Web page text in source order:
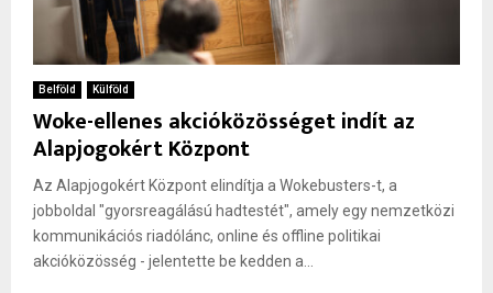
Belföld Külföld
Woke-ellenes akcióközösséget indít az
Alapjogokért Központ
Az Alapjogokért Központ elindítja a Wokebusters-t, a
jobboldal "gyorsreagálású hadtestét", amely egy nemzetközi
kommunikációs riadólánc, online és offline politikai
akcióközösség - jelentette be kedden a...